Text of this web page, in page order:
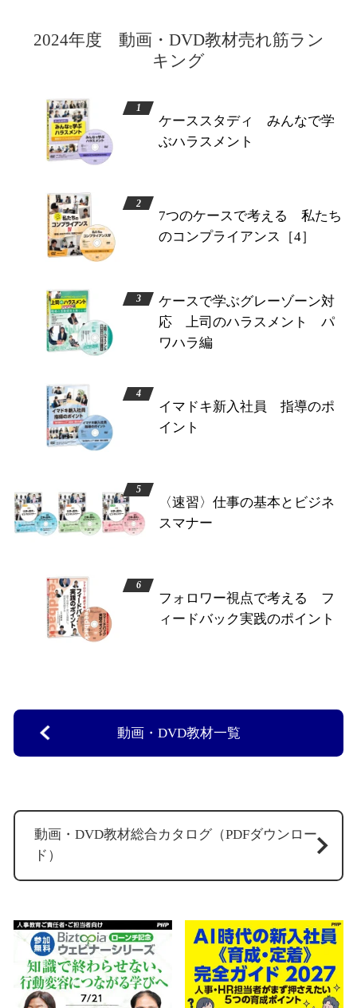
2024年度 動画・DVD教材売れ筋ラン
キング
ケーススタディ みんなで学
ぶハラスメント
7つのケースで考える 私たち
のコンプライアンス［4］
ケースで学ぶグレーゾーン対
応 上司のハラスメント パ
ワハラ編
イマドキ新入社員 指導のポ
イント
〈速習〉仕事の基本とビジネ
スマナー
フォロワー視点で考える フ
ィードバック実践のポイント
動画・DVD教材一覧
動画・DVD教材総合カタログ（PDFダウンロー
ド）